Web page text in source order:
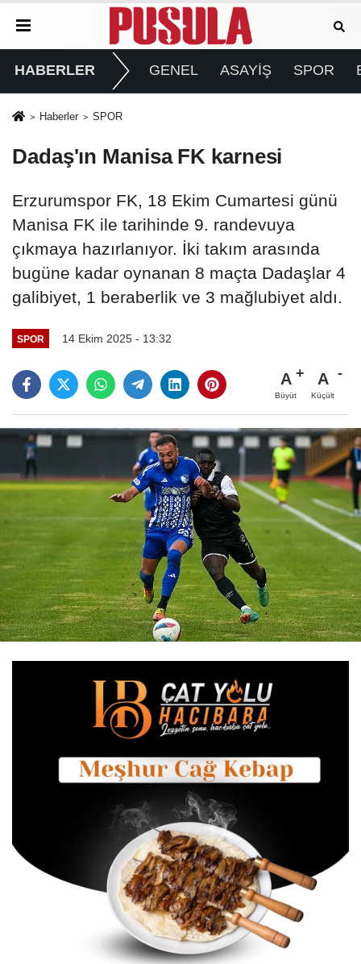
HABERLER GENEL ASAYİŞ SPOR
Haberler SPOR
Dadaş'ın Manisa FK karnesi
Erzurumspor FK, 18 Ekim Cumartesi günü
Manisa FK ile tarihinde 9. randevuya
çıkmaya hazırlanıyor. İki takım arasında
bugüne kadar oynanan 8 maçta Dadaşlar 4
galibiyet, 1 beraberlik ve 3 mağlubiyet aldı.
SPOR 14 Ekim 2025 - 13:32
A
Büyüt
A
Küçült